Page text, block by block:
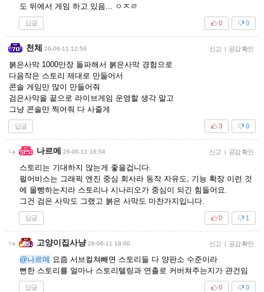
도 뒤에서 게임 하고 있음... ㅇㅈㄹ
답글 0
0
천체 26-06-11 12:59 신고 | 공감 확인
붉은사막 1000만장 돌파해서 붉은사막 경험으로
다음작은 스토리 제대로 만들어서
콘솔 게임만 많이 만들어줘
검은사막을 끝으로 라이브게임 운영할 생각 말고
그냥 콘솔만 찍어줘 다 사줄게
답글 0
3
나르메 26-06-11 16:54 신고 | 공감 확인
스토리는 기대하지 않는게 좋을겁니다.
펄어비스는 그래픽 엔진 중심 회사라 동작 자유도, 기능 확장 이런 것
에 몰빵하는지라 스토리나 시나리오가 중심이 되긴 힘들어요.
그건 검은 사막도 그랬고 붉은 사막도 마찬가지입니다.
답글 1
0
고양이집사냥 26-06-11 18:00 신고 | 공감 확인
@나르메 요즘 서브컬쳐빼면 스토리들 다 양판소 수준이라
뻔한 스토리를 얼마나 스토리텔링과 연출로 커버쳐주는지가 관건임
답글 0
0